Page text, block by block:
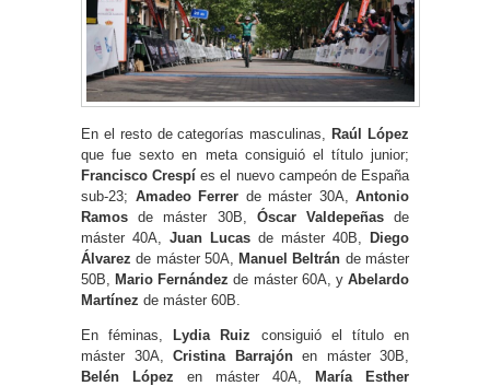
En el resto de categorías masculinas,Raúl López
que fue sexto en meta consiguió el título junior;
Francisco Crespí es el nuevo campeón de España
sub-23; Amadeo Ferrer de máster 30A, Antonio
Ramos de máster 30B, Óscar Valdepeñasde
máster 40A, Juan Lucas de máster 40B, Diego
Álvarez de máster 50A,Manuel Beltrán de máster
50B,Mario Fernández de máster 60A, yAbelardo
Martínez de máster 60B.
En féminas,Lydia Ruiz consiguió el título en
máster 30A, Cristina Barrajónen máster 30B,
Belén López en máster 40A, María Esther